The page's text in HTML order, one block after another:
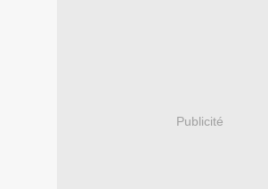
Publicité